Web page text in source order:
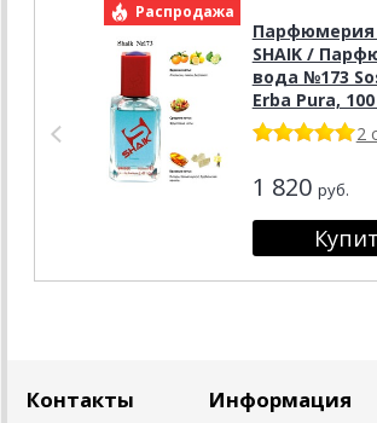
Распродажа
Парфюмерия
SHAIK /
вода №173
Erba Pura,
2
1 820 руб.
Контакты Информация